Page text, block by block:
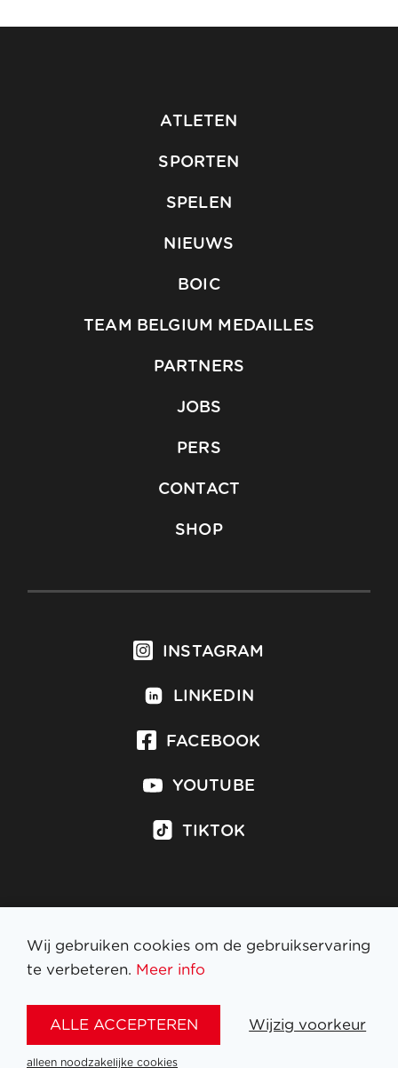
ATLETEN
SPORTEN
SPELEN
NIEUWS
BOIC
TEAM BELGIUM MEDAILLES
PARTNERS
JOBS
PERS
CONTACT
SHOP
INSTAGRAM
LINKEDIN
FACEBOOK
YOUTUBE
TIKTOK
Inschrijven op nieuwsbrief
Wij gebruiken cookies om de gebruikservaring
te verbeteren. Meer info
ALLE ACCEPTEREN Wijzig voorkeur
alleen noodzakelijke cookies